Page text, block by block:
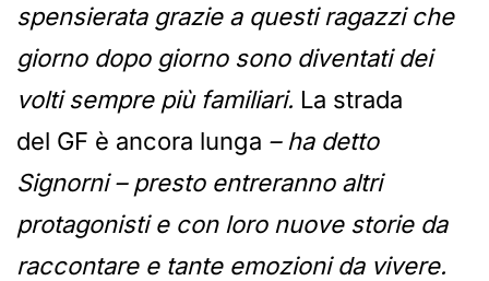
spensierata grazie a questi ragazzi che
giorno dopo giorno sono diventati dei
volti sempre più familiari. La strada
del GF è ancora lunga – ha detto
Signorni – presto entreranno altri
protagonisti e con loro nuove storie da
raccontare e tante emozioni da vivere.